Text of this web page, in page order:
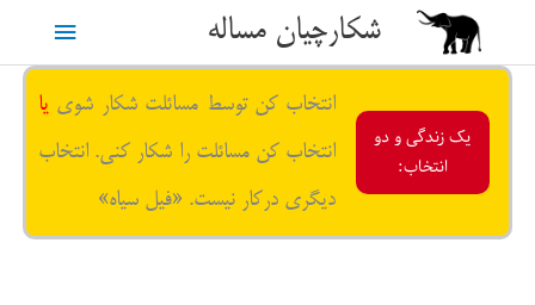
محتوا
شکارچیان مساله
فهرست
یک زندگی و دو
انتخاب:
انتخاب کن توسط مسائلت شکار شوی یا
انتخاب کن مسائلت را شکار کنی. انتخاب
دیگری درکار نیست. «فیل سیاه»